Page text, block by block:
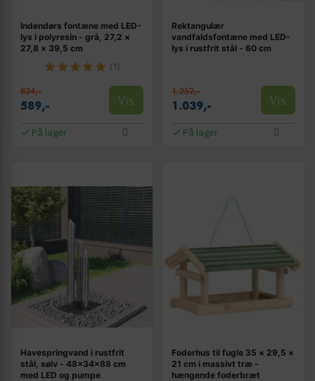
Indendørs fontæne med LED-
lys i polyresin - grå, 27,2 ×
27,8 × 39,5 cm
(1)
824,-
589,- Vis
På lager
Rektangulær
vandfaldsfontæne med LED-
lys i rustfrit stål - 60 cm
1.252,-
1.039,- Vis
På lager
Havespringvand i rustfrit
stål, sølv - 48×34×88 cm
med LED og pumpe
Foderhus til fugle 35 × 29,5 ×
21 cm i massivt træ -
hængende foderbræt